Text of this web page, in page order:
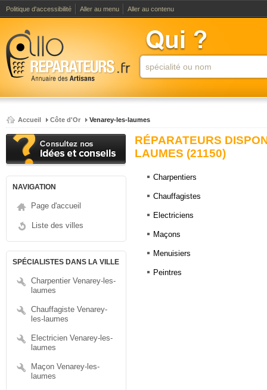
Politique d'accessibilité Aller au menu Aller au contenu
Accueil Côte d'Or Venarey-les-laumes
NAVIGATION
Page d'accueil
Liste des villes
SPÉCIALISTES DANS LA VILLE
Charpentier Venarey-les-
laumes
Chauffagiste Venarey-
les-laumes
Electricien Venarey-les-
laumes
Maçon Venarey-les-
laumes
RÉPARATEURS
LAUMES (21150)
Charpentiers
Chauffagistes
Electriciens
Maçons
Menuisiers
Peintres